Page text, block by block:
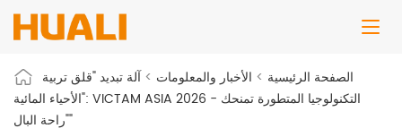
الصفحة الرئيسية > الأخبار والمعلومات >آلة تبديد "قلق تربية
الأحياء المائية": VICTAM ASIA 2026 - التكنولوجيا المتطورة تمنحك
"راحة البال"